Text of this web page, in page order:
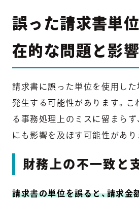
誤った請求書単
在的な問題と影響
請求書に誤った単位を使用した
発生する可能性があります。こ
る事務処理上のミスに留まらず
にも影響を及ぼす可能性があり
財務上の不一致と
請求書の単位を誤ると、請求金